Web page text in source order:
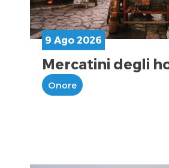
9 Ago 2026
Mercatini degli
Onore